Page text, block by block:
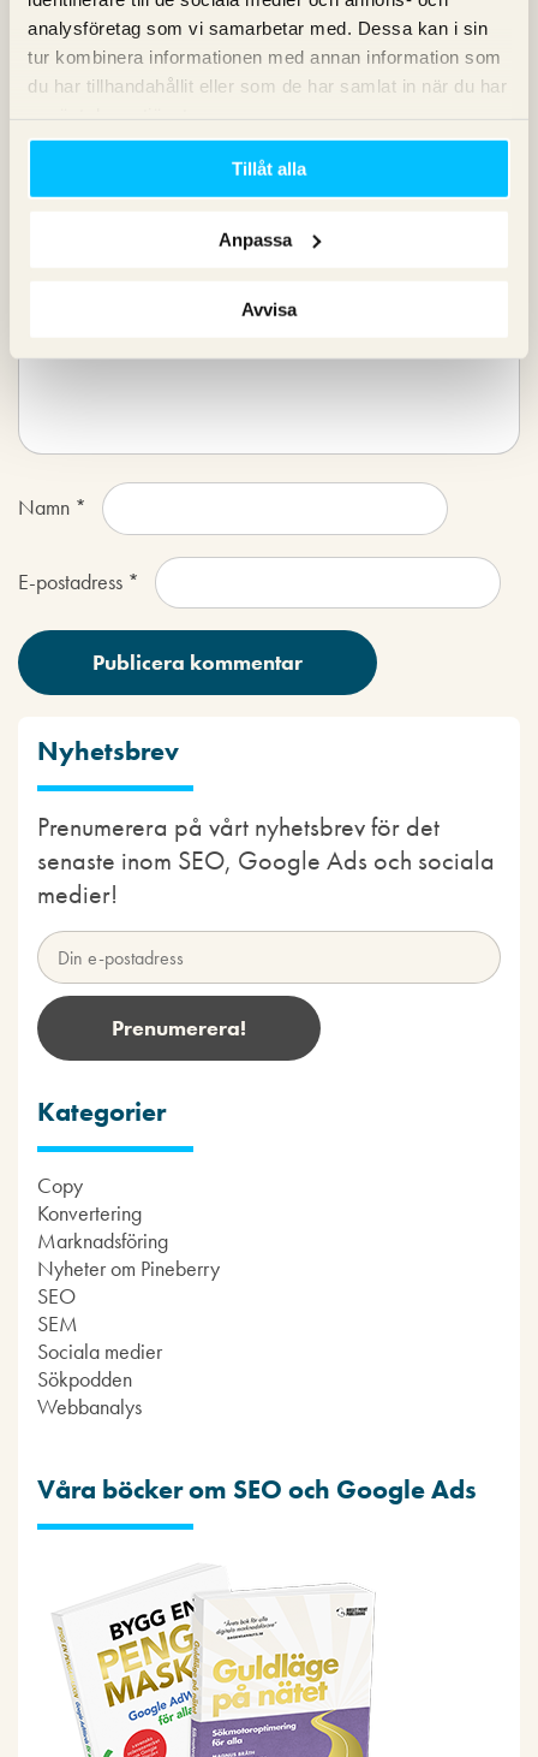
analysföretag som vi samarbetar med. Dessa kan i sin
tur kombinera informationen med annan information som
du har tillhandahållit eller som de har samlat in när du har
Tillåt alla
Anpassa
Avvisa
Läs våra regler för kommentarer.Din e-postadress kommer
inte publiceras.Obligatoriska fält är märkta*
Namn *
E-postadress *
Nyhetsbrev
Prenumerera på vårt nyhetsbrev för det
senaste inom SEO, Google Ads och sociala
medier!
Kategorier
Copy
Konvertering
Marknadsföring
Nyheter om Pineberry
SEO
SEM
Sociala medier
Sökpodden
Webbanalys
Våra böcker om SEO och Google Ads